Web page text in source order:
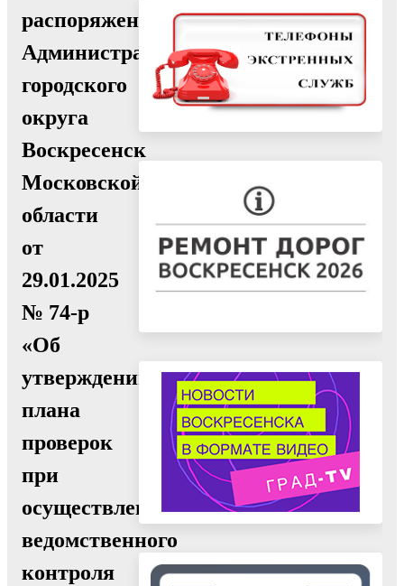
распоряжение
Администрации
городского
округа
Воскресенск
Московской
области
от
29.01.2025
№ 74-р
«Об
утверждении
плана
проверок
при
осуществлении
ведомственного
контроля